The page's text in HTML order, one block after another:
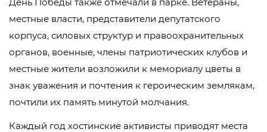
местные власти, представители депутатского
корпуса, силовых структур и правоохранительных
органов, военные, члены патриотических клубов и
местные жители возложили к мемориалу цветы в
знак уважения и почтения к героическим землякам,
почтили их память минутой молчания.
Каждый год хостинские активисты приводят места